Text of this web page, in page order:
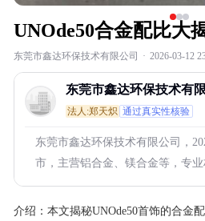
UNOde50合金配比大
东莞市鑫达环保技术有限公司 · 2026-03-12
东莞市鑫达环保技术有
法人:郑天炽 通过真实性核验
东莞市鑫达环保技术有限公司，
市，主营铝合金、镁合金等，专业
介绍： 本文揭秘UNOde50首饰的合金